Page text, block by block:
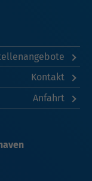
Kontakt
Anfahrt